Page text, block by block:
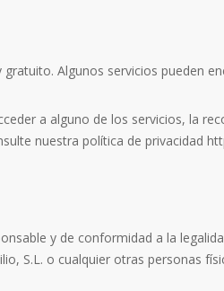
Algunos servicios pueden
a alguno de los servicios, la
nuestra política de privacidad
y de conformidad a la
S.L. o cualquier otras personas